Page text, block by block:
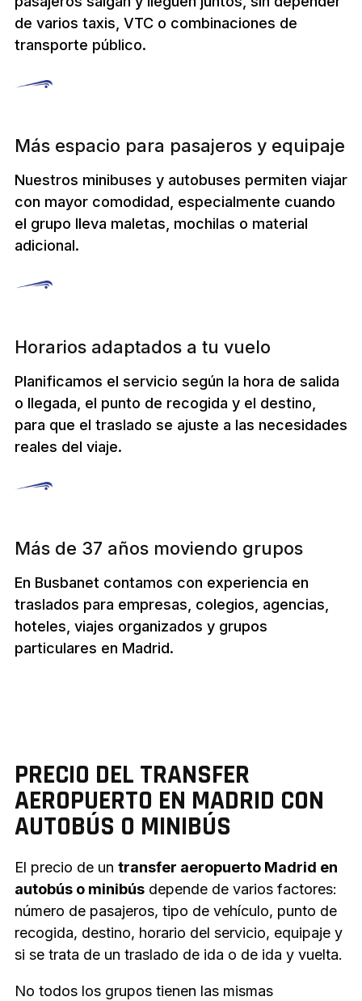
de varios taxis, VTC o combinaciones de
transporte público.
Más espacio para pasajeros y equipaje
Nuestros minibuses y autobuses permiten viajar
con mayor comodidad, especialmente cuando
el grupo lleva maletas, mochilas o material
adicional.
Horarios adaptados a tu vuelo
Planificamos el servicio según la hora de salida
o llegada, el punto de recogida y el destino,
para que el traslado se ajuste a las necesidades
reales del viaje.
Más de 37 años moviendo grupos
En Busbanet contamos con experiencia en
traslados para empresas, colegios, agencias,
hoteles, viajes organizados y grupos
particulares en Madrid.
PRECIO DEL TRANSFER
AEROPUERTO EN MADRID CON
AUTOBÚS O MINIBÚS
El precio de un transfer aeropuerto Madrid en
autobús o minibús depende de varios factores:
número de pasajeros, tipo de vehículo, punto de
recogida, destino, horario del servicio, equipaje y
si se trata de un traslado de ida o de ida y vuelta.
No todos los grupos tienen las mismas